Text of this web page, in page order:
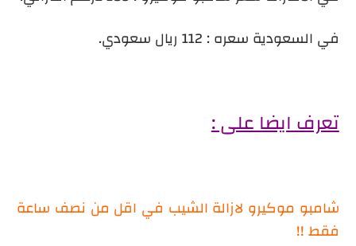
في السعودية سعره : 112 ريال سعودي.
تعرف ايضا على :
شامبو موكيرو لازالة الشيب في اقل من نصف ساعة
فقط !!